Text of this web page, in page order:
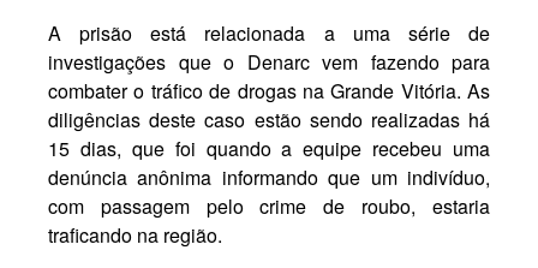
A prisão está relacionada a uma série de
investigações que o Denarc vem fazendo para
combater o tráfico de drogas na Grande Vitória. As
diligências deste caso estão sendo realizadas há
15 dias, que foi quando a equipe recebeu uma
denúncia anônima informando que um indivíduo,
com passagem pelo crime de roubo, estaria
traficando na região.